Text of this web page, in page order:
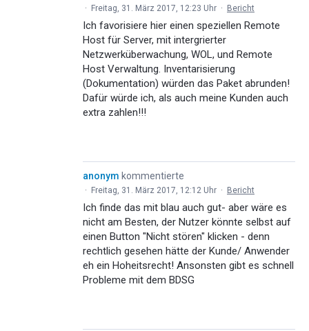
· Freitag, 31. März 2017, 12:23 Uhr · Bericht
Ich favorisiere hier einen speziellen Remote
Host für Server, mit intergrierter
Netzwerküberwachung, WOL, und Remote
Host Verwaltung. Inventarisierung
(Dokumentation) würden das Paket abrunden!
Dafür würde ich, als auch meine Kunden auch
extra zahlen!!!
anonym kommentierte
· Freitag, 31. März 2017, 12:12 Uhr · Bericht
Ich finde das mit blau auch gut- aber wäre es
nicht am Besten, der Nutzer könnte selbst auf
einen Button "Nicht stören" klicken - denn
rechtlich gesehen hätte der Kunde/ Anwender
eh ein Hoheitsrecht! Ansonsten gibt es schnell
Probleme mit dem BDSG